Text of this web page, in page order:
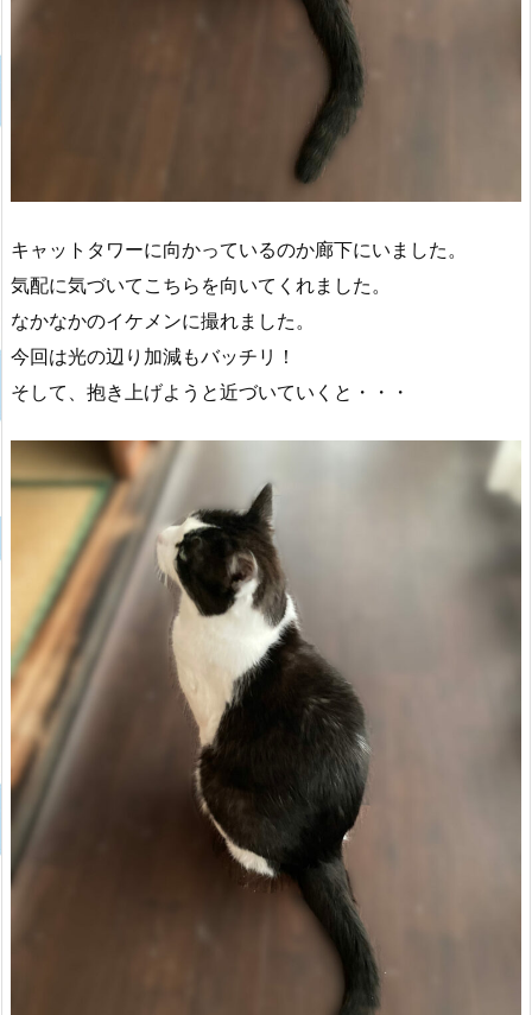
キャットタワーに向かっているのか廊下にいました。
気配に気づいてこちらを向いてくれました。
なかなかのイケメンに撮れました。
今回は光の辺り加減もバッチリ！
そして、抱き上げようと近づいていくと・・・